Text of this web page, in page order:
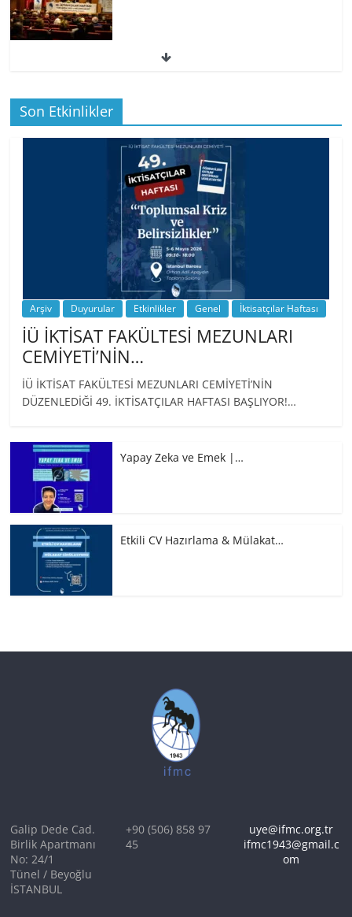
49. İktisatçılar Haftası | 1.…
BİZ İKTİSATLILAR: İÇİMİZDEN BİRİ PROF.
…
Son Etkinlikler
Arşiv Duyurular Etkinlikler Genel İktisatçılar Haftası
İÜ İKTİSAT FAKÜLTESİ MEZUNLARI
CEMİYETİ’NİN…
İÜ İKTİSAT FAKÜLTESİ MEZUNLARI CEMİYETİ’NİN
DÜZENLEDİĞİ 49. İKTİSATÇILAR HAFTASI BAŞLIYOR!…
Yapay Zeka ve Emek |…
Etkili CV Hazırlama & Mülakat…
Galip Dede Cad.
Birlik Apartmanı
No: 24/1
Tünel / Beyoğlu
İSTANBUL
+90 (506) 858 97
45
uye@ifmc.org.tr
ifmc1943@gmail.c
om